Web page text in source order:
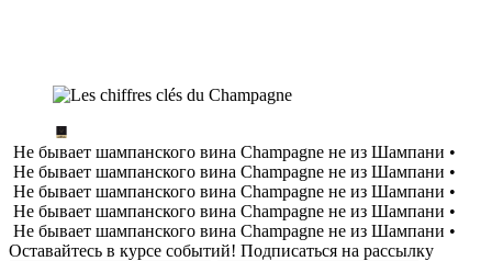
Не бывает шампанского вина Champagne не из Шампани •
Не бывает шампанского вина Champagne не из Шампани •
Не бывает шампанского вина Champagne не из Шампани •
Не бывает шампанского вина Champagne не из Шампани •
Не бывает шампанского вина Champagne не из Шампани •
Оставайтесь в курсе событий! Подписаться на рассылку